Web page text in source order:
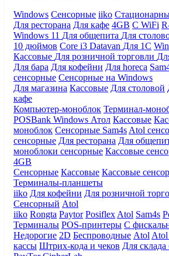
Windows Сенсорные iiko
Для ресторана Для кафе 4GB С WiFi
Windows 11 Для общепита Для
10 дюймов Core i3 Datavan Для 1С
Кассовые Для розничной торговли
Для бара Для кофейни Для horeca
сенсорные Сенсорные на Windows
Для магазина Кассовые Для столовой
кафе
Компьютер-моноблок Терминал-
POSBank Windows Атол Кассовые
моноблок Сенсорные Sam4s Atol
сенсорные Для ресторана Для
моноблоки сенсорные Кассовые
4GB
Сенсорные Кассовые Кассовые
Терминалы-планшеты
iiko Для кофейни Для розничной
Сенсорный Atol
iiko Rongta Paytor Posiflex Atol Sam4s
Терминалы POS-принтеры С
Недорогие 2D Беспроводные Atol
кассы Штрих-кода и чеков Для